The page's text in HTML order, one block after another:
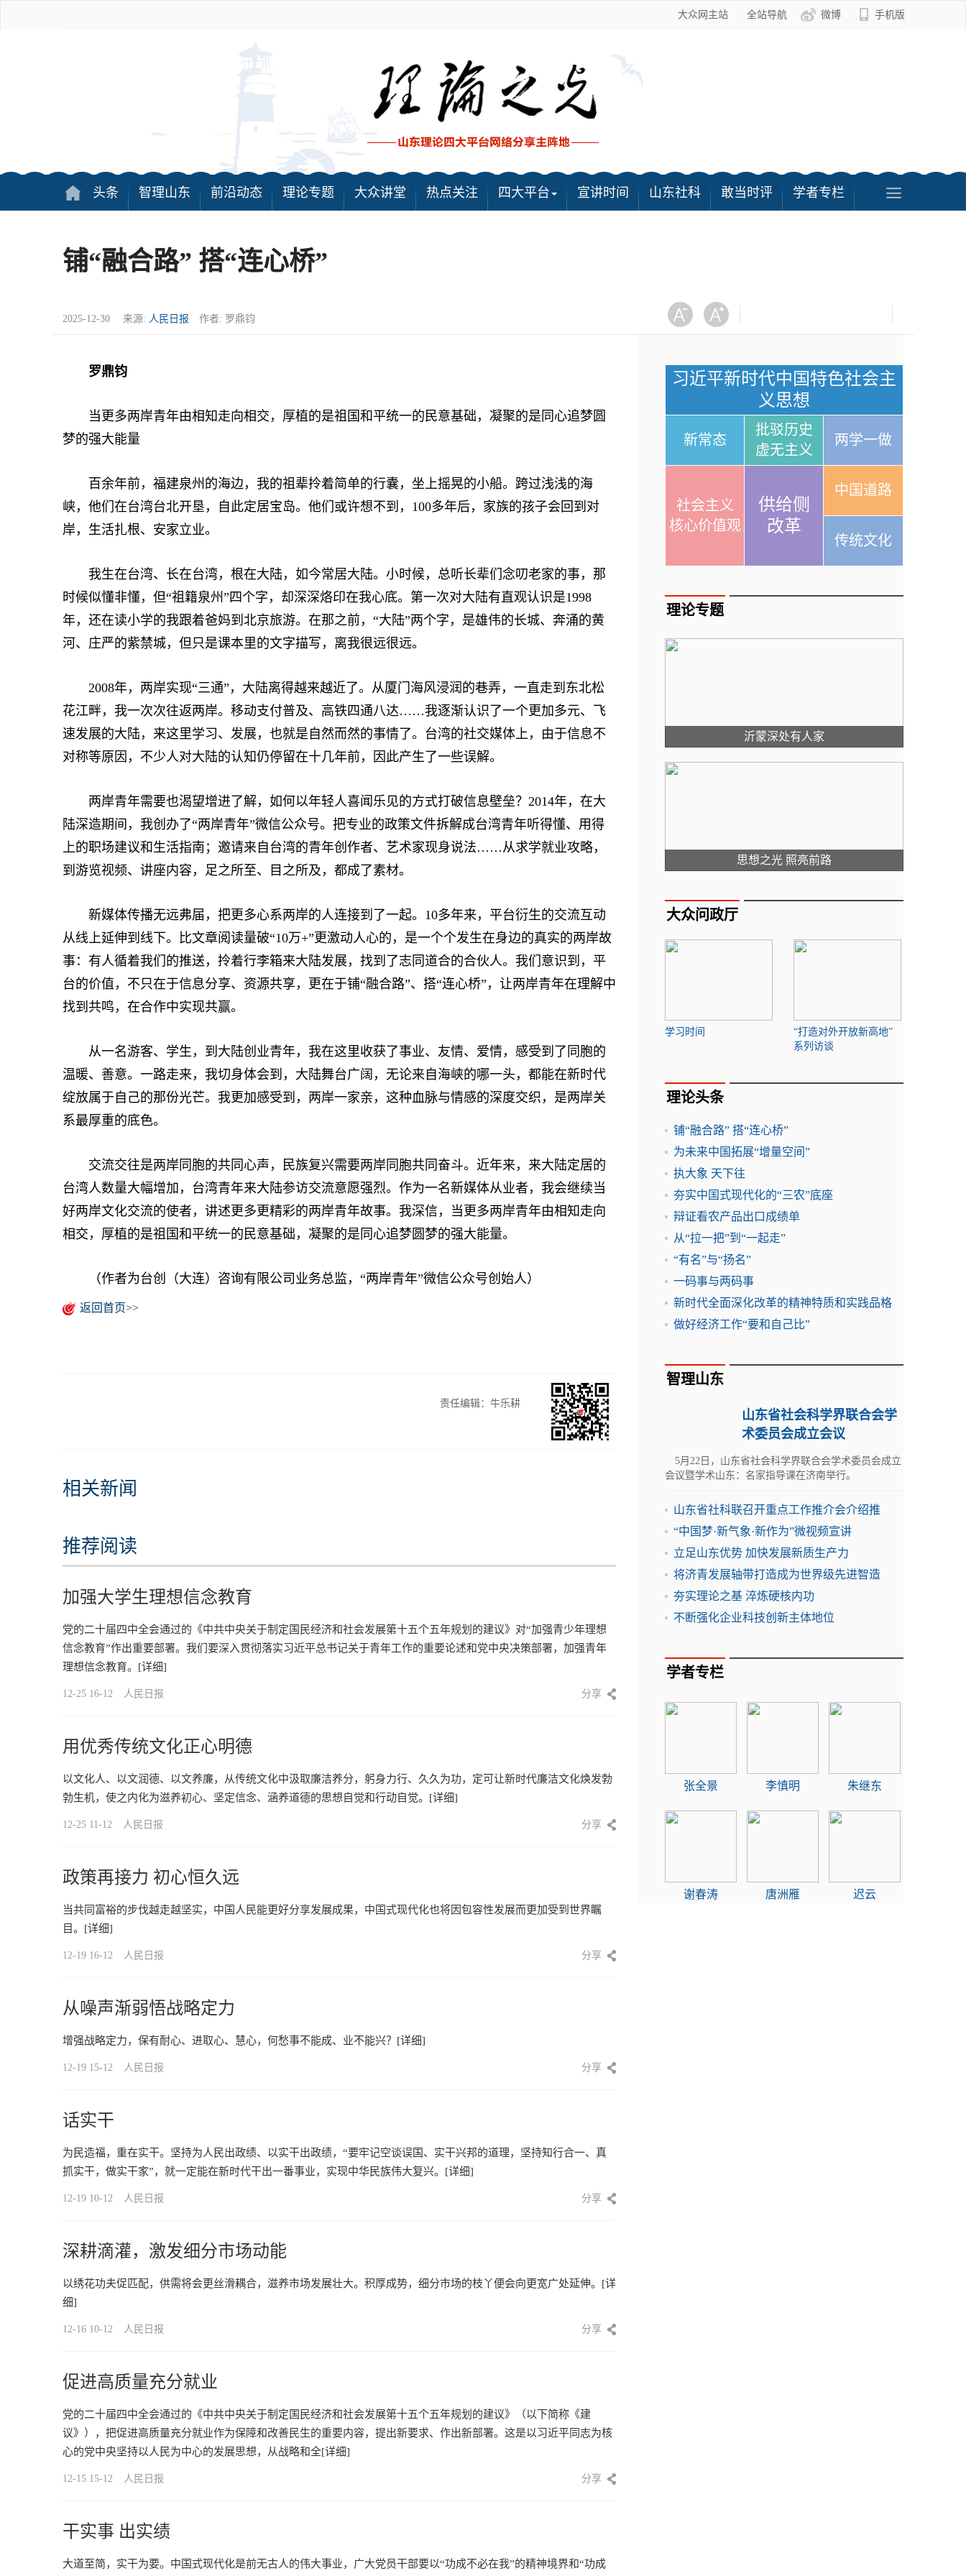
大众网主站 全站导航 微博 手机版
头条 智理山东 前沿动态 理论专题 大众讲堂 热点关注 四大平台 宣讲时间 山东社科 敢当时评 学者专栏
铺“融合路” 搭“连心桥”
2025-12-30 来源: 人民日报 作者: 罗鼎钧
罗鼎钧
当更多两岸青年由相知走向相交，厚植的是祖国和平统一的民意基础，凝聚的是同心追梦圆
梦的强大能量
百余年前，福建泉州的海边，我的祖辈拎着简单的行囊，坐上摇晃的小船。跨过浅浅的海
峡，他们在台湾台北开垦，自此定居宝岛。他们或许想不到，100多年后，家族的孩子会回到对
岸，生活扎根、安家立业。
我生在台湾、长在台湾，根在大陆，如今常居大陆。小时候，总听长辈们念叨老家的事，那
时候似懂非懂，但“祖籍泉州”四个字，却深深烙印在我心底。第一次对大陆有直观认识是1998
年，还在读小学的我跟着爸妈到北京旅游。在那之前，“大陆”两个字，是雄伟的长城、奔涌的黄
河、庄严的紫禁城，但只是课本里的文字描写，离我很远很远。
2008年，两岸实现“三通”，大陆离得越来越近了。从厦门海风浸润的巷弄，一直走到东北松
花江畔，我一次次往返两岸。移动支付普及、高铁四通八达……我逐渐认识了一个更加多元、飞
速发展的大陆，来这里学习、发展，也就是自然而然的事情了。台湾的社交媒体上，由于信息不
对称等原因，不少人对大陆的认知仍停留在十几年前，因此产生了一些误解。
两岸青年需要也渴望增进了解，如何以年轻人喜闻乐见的方式打破信息壁垒？2014年，在大
陆深造期间，我创办了“两岸青年”微信公众号。把专业的政策文件拆解成台湾青年听得懂、用得
上的职场建议和生活指南；邀请来自台湾的青年创作者、艺术家现身说法……从求学就业攻略，
到游览视频、讲座内容，足之所至、目之所及，都成了素材。
新媒体传播无远弗届，把更多心系两岸的人连接到了一起。10多年来，平台衍生的交流互动
从线上延伸到线下。比文章阅读量破“10万+”更激动人心的，是一个个发生在身边的真实的两岸故
事：有人循着我们的推送，拎着行李箱来大陆发展，找到了志同道合的合伙人。我们意识到，平
台的价值，不只在于信息分享、资源共享，更在于铺“融合路”、搭“连心桥”，让两岸青年在理解中
找到共鸣，在合作中实现共赢。
从一名游客、学生，到大陆创业青年，我在这里收获了事业、友情、爱情，感受到了同胞的
温暖、善意。一路走来，我切身体会到，大陆舞台广阔，无论来自海峡的哪一头，都能在新时代
绽放属于自己的那份光芒。我更加感受到，两岸一家亲，这种血脉与情感的深度交织，是两岸关
系最厚重的底色。
交流交往是两岸同胞的共同心声，民族复兴需要两岸同胞共同奋斗。近年来，来大陆定居的
台湾人数量大幅增加，台湾青年来大陆参访交流意愿强烈。作为一名新媒体从业者，我会继续当
好两岸文化交流的使者，讲述更多更精彩的两岸青年故事。我深信，当更多两岸青年由相知走向
相交，厚植的是祖国和平统一的民意基础，凝聚的是同心追梦圆梦的强大能量。
（作者为台创（大连）咨询有限公司业务总监，“两岸青年”微信公众号创始人）
返回首页>>
责任编辑：牛乐耕
相关新闻
推荐阅读
加强大学生理想信念教育
党的二十届四中全会通过的《中共中央关于制定国民经济和社会发展第十五个五年规划的建议》对“加强青少年理想
信念教育”作出重要部署。我们要深入贯彻落实习近平总书记关于青年工作的重要论述和党中央决策部署，加强青年
理想信念教育。 [详细]
12-25 16-12 人民日报 分享
用优秀传统文化正心明德
以文化人、以文润德、以文养廉，从传统文化中汲取廉洁养分，躬身力行、久久为功，定可让新时代廉洁文化焕发勃
勃生机，使之内化为滋养初心、坚定信念、涵养道德的思想自觉和行动自觉。 [详细]
12-25 11-12 人民日报 分享
政策再接力 初心恒久远
当共同富裕的步伐越走越坚实，中国人民能更好分享发展成果，中国式现代化也将因包容性发展而更加受到世界瞩
目。 [详细]
12-19 16-12 人民日报 分享
从噪声渐弱悟战略定力
增强战略定力，保有耐心、进取心、慧心，何愁事不能成、业不能兴？ [详细]
12-19 15-12 人民日报 分享
话实干
为民造福，重在实干。坚持为人民出政绩、以实干出政绩，“要牢记空谈误国、实干兴邦的道理，坚持知行合一、真
抓实干，做实干家”，就一定能在新时代干出一番事业，实现中华民族伟大复兴。 [详细]
12-19 10-12 人民日报 分享
深耕滴灌，激发细分市场动能
以绣花功夫促匹配，供需将会更丝滑耦合，滋养市场发展壮大。积厚成势，细分市场的枝丫便会向更宽广处延伸。 [详
细]
12-16 10-12 人民日报 分享
促进高质量充分就业
党的二十届四中全会通过的《中共中央关于制定国民经济和社会发展第十五个五年规划的建议》（以下简称《建
议》），把促进高质量充分就业作为保障和改善民生的重要内容，提出新要求、作出新部署。这是以习近平同志为核
心的党中央坚持以人民为中心的发展思想，从战略和全[详细]
12-15 15-12 人民日报 分享
干实事 出实绩
大道至简，实干为要。中国式现代化是前无古人的伟大事业，广大党员干部要以“功成不必在我”的精神境界和“功成
习近平新时代中国特色社会主
义思想
新常态
批驳历史
虚无主义
两学一做
社会主义
核心价值观
供给侧
改革
中国道路
传统文化
理论专题
沂蒙深处有人家
思想之光 照亮前路
大众问政厅
学习时间
“打造对外开放新高地”
系列访谈
理论头条
铺“融合路” 搭“连心桥”
为未来中国拓展“增量空间”
执大象 天下往
夯实中国式现代化的“三农”底座
辩证看农产品出口成绩单
从“拉一把”到“一起走”
“有名”与“扬名”
一码事与两码事
新时代全面深化改革的精神特质和实践品格
做好经济工作“要和自己比”
智理山东
山东省社会科学界联合会学
术委员会成立会议
5月22日，山东省社会科学界联合会学术委员会成立
会议暨学术山东：名家指导课在济南举行。
山东省社科联召开重点工作推介会介绍推
“中国梦·新气象·新作为”微视频宣讲
立足山东优势 加快发展新质生产力
将济青发展轴带打造成为世界级先进智造
夯实理论之基 淬炼硬核内功
不断强化企业科技创新主体地位
学者专栏
张全景 李慎明 朱继东
谢春涛 唐洲雁 迟云